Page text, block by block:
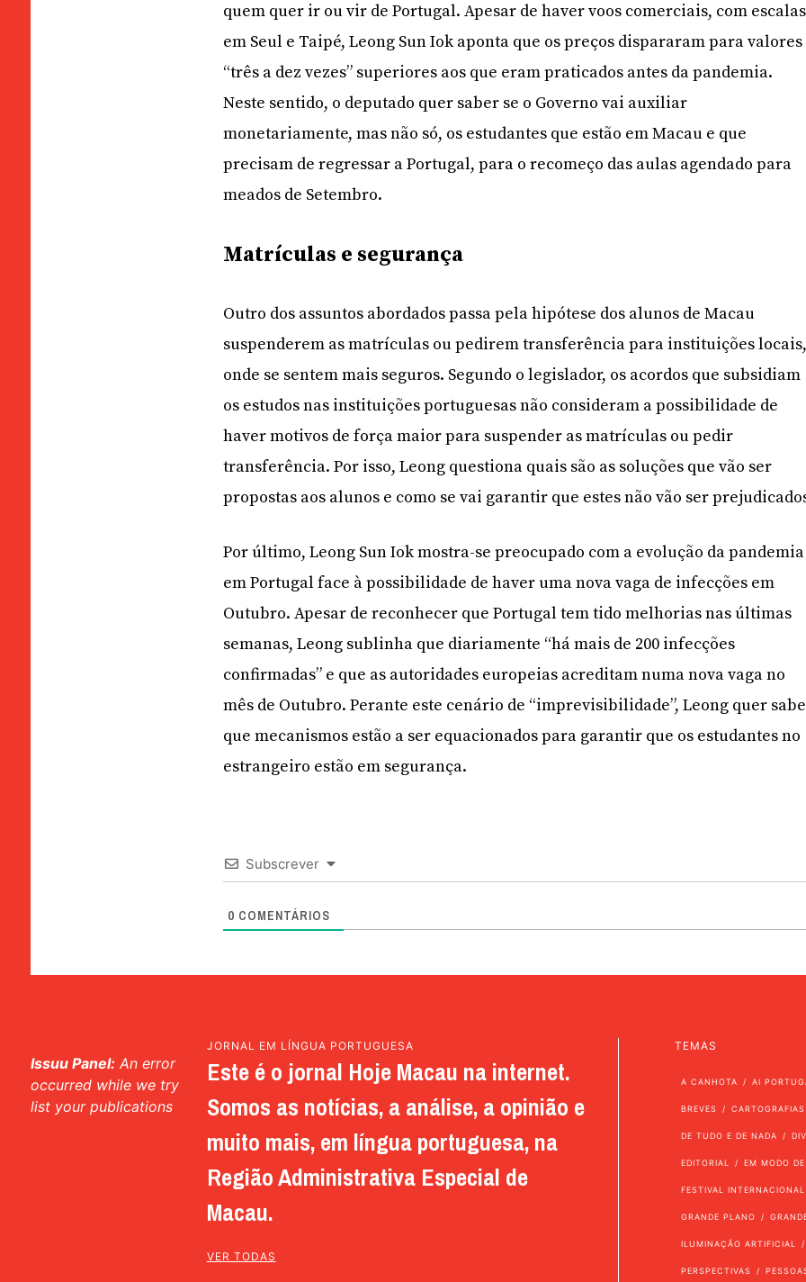
quem quer ir ou vir de Portugal. Apesar de haver voos comerciais, com escalas
em Seul e Taipé, Leong Sun Iok aponta que os preços dispararam para valores
“três a dez vezes” superiores aos que eram praticados antes da pandemia.
Neste sentido, o deputado quer saber se o Governo vai auxiliar
monetariamente, mas não só, os estudantes que estão em Macau e que
precisam de regressar a Portugal, para o recomeço das aulas agendado para
meados de Setembro.
Matrículas e segurança
Outro dos assuntos abordados passa pela hipótese dos alunos de Macau
suspenderem as matrículas ou pedirem transferência para instituições
onde se sentem mais seguros. Segundo o legislador, os acordos que subsidiam
os estudos nas instituições portuguesas não consideram a possibilidade de
haver motivos de força maior para suspender as matrículas ou pedir
transferência. Por isso, Leong questiona quais são as soluções que vão ser
propostas aos alunos e como se vai garantir que estes não vão ser
Por último, Leong Sun Iok mostra-se preocupado com a evolução da pandemia
em Portugal face à possibilidade de haver uma nova vaga de infecções em
Outubro. Apesar de reconhecer que Portugal tem tido melhorias nas últimas
semanas, Leong sublinha que diariamente “há mais de 200 infecções
confirmadas” e que as autoridades europeias acreditam numa nova vaga no
mês de Outubro. Perante este cenário de “imprevisibilidade”, Leong quer
que mecanismos estão a ser equacionados para garantir que os estudantes no
estrangeiro estão em segurança.
Subscrever
0 COMENTÁRIOS
Issuu Panel: An error
occurred while we try
list your publications
JORNAL EM LÍNGUA PORTUGUESA
Este é o jornal Hoje Macau na internet.
Somos as notícias, a análise, a opinião e
muito mais, em língua portuguesa, na
Região Administrativa Especial de
Macau.
VER TODAS
TEMAS
A CANHOTA AI
BREVES CARTOGRAFIAS
DE TUDO E DE NADA
EDITORIAL EM MODO
FESTIVAL
GRANDE PLANO
ILUMINAÇÃO ARTIFICIAL
PERSPECTIVAS